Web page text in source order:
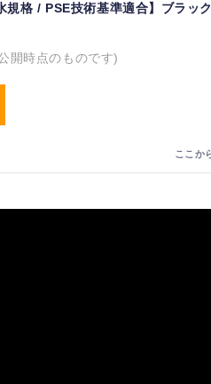
規格 / PSE技術基準適合】ブラック
開時点のものです)